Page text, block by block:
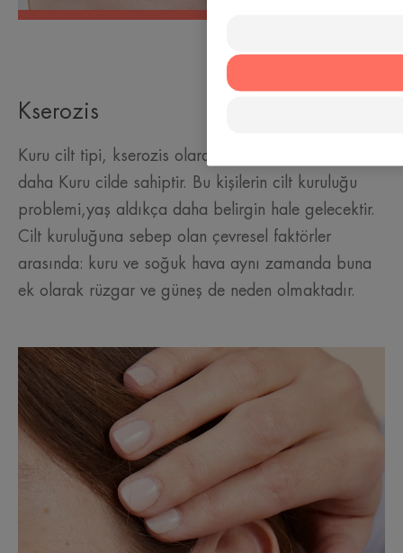
Kserozis
Kuru cilt tipi, kserozis olarak bilinir. Bazı insanlar
daha Kuru cilde sahiptir. Bu kişilerin cilt kuruluğu
problemi,yaş aldıkça daha belirgin hale gelecektir.
Cilt kuruluğuna sebep olan çevresel faktörler
arasında: kuru ve soğuk hava aynı zamanda buna
ek olarak rüzgar ve güneş de neden olmaktadır.